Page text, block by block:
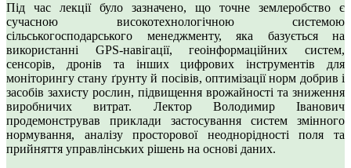
Під час лекції було зазначено, що точне землеробство є
сучасною високотехнологічною системою
сільськогосподарського менеджменту, яка базується на
використанні GPS-навігації, геоінформаційних систем,
сенсорів, дронів та інших цифрових інструментів для
моніторингу стану ґрунту й посівів, оптимізації норм добрив і
засобів захисту рослин, підвищення врожайності та зниження
виробничих витрат. Лектор Володимир Іванович
продемонстрував приклади застосування систем змінного
нормування, аналізу просторової неоднорідності поля та
прийняття управлінських рішень на основі даних.